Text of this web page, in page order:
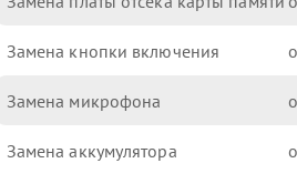
Замена кнопки включения
Замена микрофона
Замена аккумулятора